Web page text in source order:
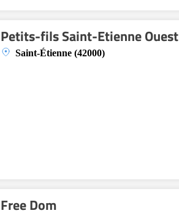
Petits-fils Saint-Etienne Ouest
Saint-Étienne (42000)
Free Dom